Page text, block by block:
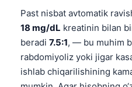
Past nisbat avtomatik
18 mg/dL kreatinin bilan
beradi 7.5:1, — bu muhim
rabdomiyoliz yoki jigar
ishlab chiqarilishining
Bahasa Melayu
Tiếng Việt
Tagalog
ไทย